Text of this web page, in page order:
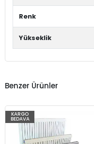
Renk
Yükseklik
Benzer Ürünler
KARGO
BEDAVA